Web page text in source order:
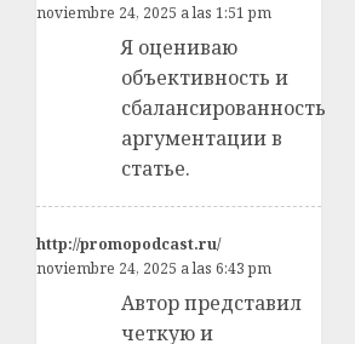
noviembre 24, 2025 a las 1:51 pm
Я оцениваю
объективность и
сбалансированность
аргументации в
статье.
http://promopodcast.ru/
noviembre 24, 2025 a las 6:43 pm
Автор представил
четкую и